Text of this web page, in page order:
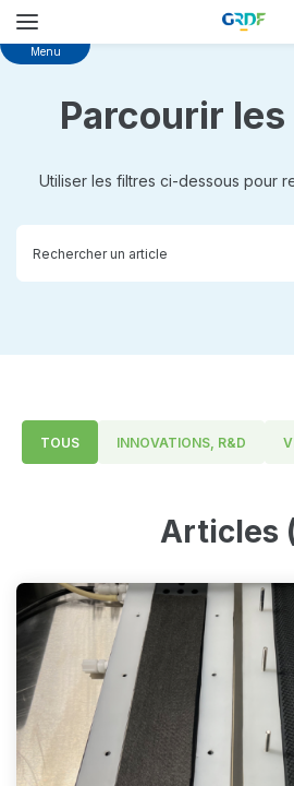
Skip
Menu
Parcourir
Utiliser les filtres ci-dessous pour
TOUS INNOVATIONS, R&D
Articles